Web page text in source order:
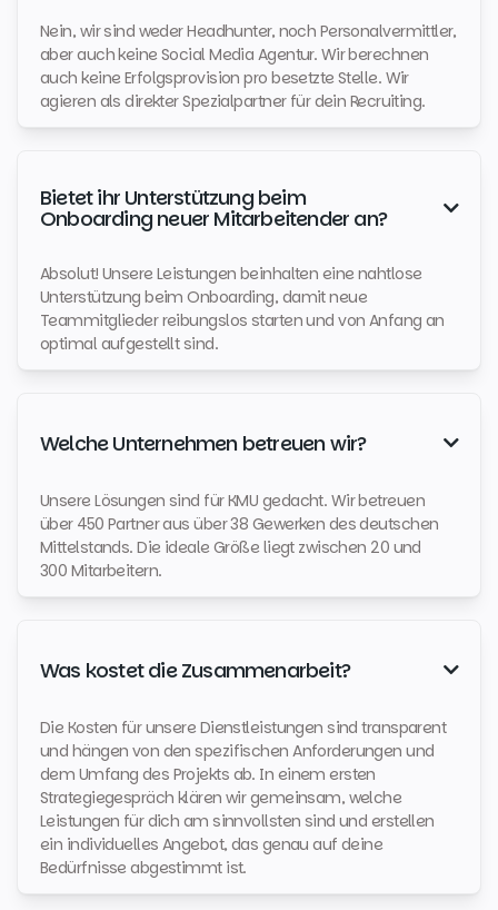
Nein, wir sind weder Headhunter, noch Personalvermittler,
aber auch keine Social Media Agentur. Wir berechnen
auch keine Erfolgsprovision pro besetzte Stelle. Wir
agieren als direkter Spezialpartner für dein Recruiting.
Bietet ihr Unterstützung beim
Onboarding neuer Mitarbeitender an? 
Absolut! Unsere Leistungen beinhalten eine nahtlose
Unterstützung beim Onboarding, damit neue
Teammitglieder reibungslos starten und von Anfang an
optimal aufgestellt sind.
Welche Unternehmen betreuen wir? 
Unsere Lösungen sind für KMU gedacht. Wir betreuen
über 450 Partner aus über 38 Gewerken des deutschen
Mittelstands. Die ideale Größe liegt zwischen 20 und
300 Mitarbeitern.
Was kostet die Zusammenarbeit? 
Die Kosten für unsere Dienstleistungen sind transparent
und hängen von den spezifischen Anforderungen und
dem Umfang des Projekts ab. In einem ersten
Strategiegespräch klären wir gemeinsam, welche
Leistungen für dich am sinnvollsten sind und erstellen
ein individuelles Angebot, das genau auf deine
Bedürfnisse abgestimmt ist.